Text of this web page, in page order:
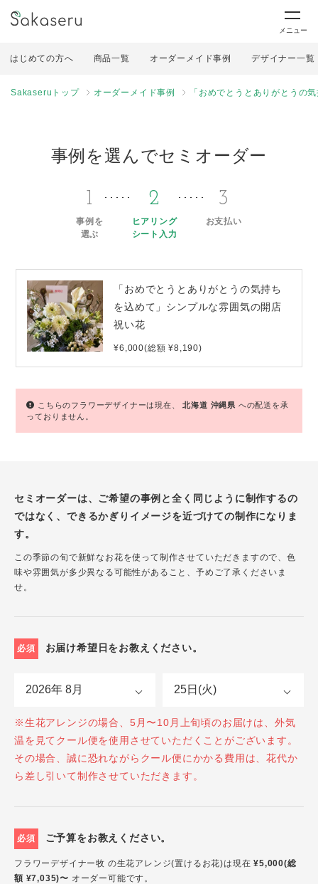
メニュー
はじめての方へ 商品一覧 オーダーメイド事例 デザイナー一覧
Sakaseruトップ オーダーメイド事例 「おめでとうとありがとうの
事例を選んでセミオーダー
1
事例を
選ぶ
2
ヒアリング
シート入力
3
お支払い
「おめでとうとありがとうの気持ち
を込めて」シンプルな雰囲気の開店
祝い花
¥6,000(総額 ¥8,190)
こちらのフラワーデザイナーは現在、北海道 沖縄県 への配送を承
っておりません。
セミオーダーは、ご希望の事例と全く同じように制作するの
ではなく、できるかぎりイメージを近づけての制作になりま
す。
この季節の旬で新鮮なお花を使って制作させていただきますので、色
味や雰囲気が多少異なる可能性があること、予めご了承くださいま
せ。
必須 お届け希望日をお教えください。
※生花アレンジの場合、5月〜10月上旬頃のお届けは、外気
温を見てクール便を使用させていただくことがございます。
その場合、誠に恐れながらクール便にかかる費用は、花代か
ら差し引いて制作させていただきます。
必須 ご予算をお教えください。
フラワーデザイナー牧 の生花アレンジ(置けるお花)は現在¥5,000(総
額 ¥7,035)〜 オーダー可能です。